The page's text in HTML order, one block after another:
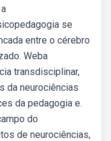
se
entre o cérebro
Weba
transdisciplinar,
da neurociências
da pedagogia e.
do
de neurociências,